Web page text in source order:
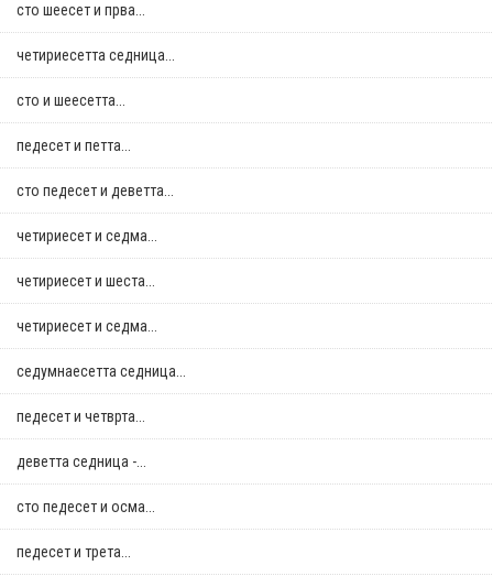
сто шеесет и прва...
четириесетта седница...
сто и шеесетта...
педесет и петта...
сто педесет и деветта...
четириесет и седма...
четириесет и шеста...
четириесет и седма...
седумнаесетта седница...
педесет и четврта...
деветта седница -...
сто педесет и осма...
педесет и трета...